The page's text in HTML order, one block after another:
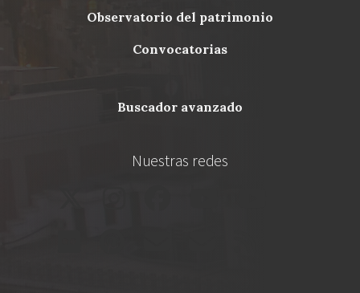
Menu observatorio del patrimonio
convocatorias
buscador avanzado
Nuestras redes